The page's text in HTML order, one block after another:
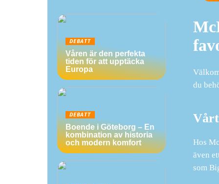
du
Hos
även
som
DEBATT
Våren är den perfekta
tiden för att upptäcka
Europa
DEBATT
Boende i Göteborg – En
kombination av historia
och modern komfort